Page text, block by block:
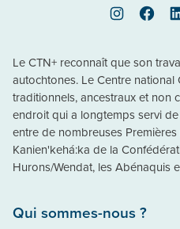
Instagram
Le CTN+ reconnaît que son
autochtones. Le Centre national
traditionnels, ancestraux et non
endroit qui a longtemps servi
entre de nombreuses
Kanien'kehá:ka de la
Hurons/Wendat, les Abénaquis
Qui sommes-nous ?